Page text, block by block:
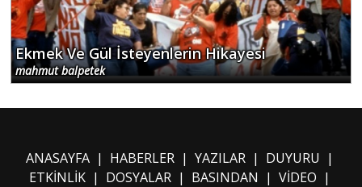
Ekmek Ve Gül İsteyenlerin Hikayesi
mahmut balpetek
ANASAYFA| HABERLER| YAZILAR| DUYURU |
ETKİNLİK| DOSYALAR| BASINDAN | VİDEO |